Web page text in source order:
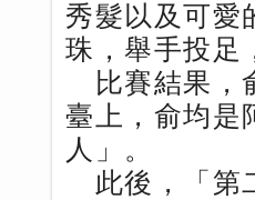
秀髮以及可愛
珠，舉手投足
比賽結果，
臺上，俞均是
人」。
此後，「第